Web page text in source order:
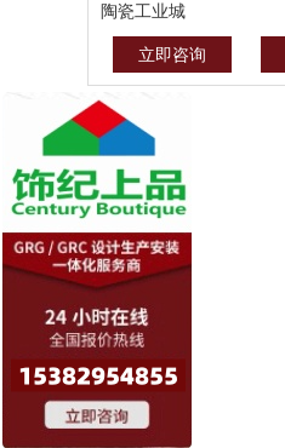
陶瓷工业城
立即咨询